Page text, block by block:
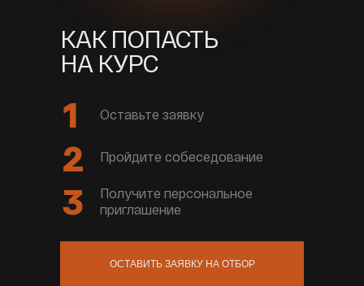
ОСТАВИТЬ ЗАЯВКУ НА ОТБОР
3
Получите персональное
приглашение
КАК ПОПАСТЬ
НА КУРС
2 Пройдите собеседование
1 Оставьте заявку